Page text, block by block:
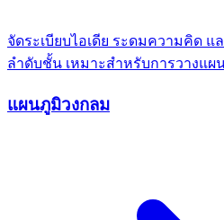
จัดระเบียบไอเดีย ระดมความคิด แ
ลำดับชั้น เหมาะสำหรับการวางแ
แผนภูมิวงกลม